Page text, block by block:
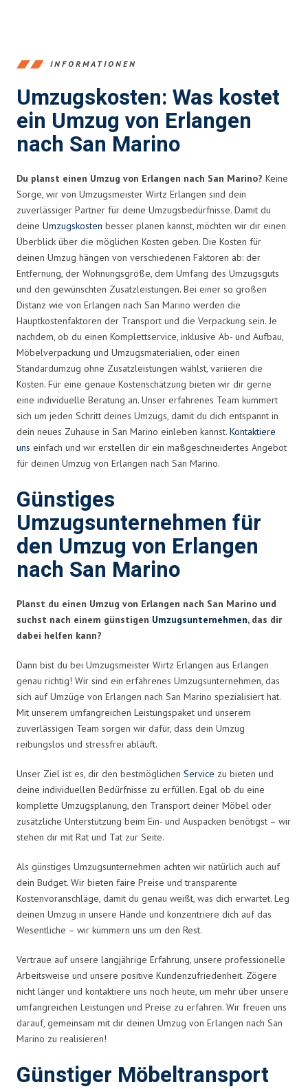
INFORMATIONEN
Umzugskosten: Was kostet
ein Umzug von Erlangen
nach San Marino
Du planst einen Umzug von Erlangen nach San Marino? Keine
Sorge, wir von Umzugsmeister Wirtz Erlangen sind dein
zuverlässiger Partner für deine Umzugsbedürfnisse. Damit du
deine Umzugskosten besser planen kannst, möchten wir dir einen
Überblick über die möglichen Kosten geben. Die Kosten für
deinen Umzug hängen von verschiedenen Faktoren ab: der
Entfernung, der Wohnungsgröße, dem Umfang des Umzugsguts
und den gewünschten Zusatzleistungen. Bei einer so großen
Distanz wie von Erlangen nach San Marino werden die
Hauptkostenfaktoren der Transport und die Verpackung sein. Je
nachdem, ob du einen Komplettservice, inklusive Ab- und Aufbau,
Möbelverpackung und Umzugsmaterialien, oder einen
Standardumzug ohne Zusatzleistungen wählst, variieren die
Kosten. Für eine genaue Kostenschätzung bieten wir dir gerne
eine individuelle Beratung an. Unser erfahrenes Team kümmert
sich um jeden Schritt deines Umzugs, damit du dich entspannt in
dein neues Zuhause in San Marino einleben kannst. Kontaktiere
uns einfach und wir erstellen dir ein maßgeschneidertes Angebot
für deinen Umzug von Erlangen nach San Marino.
Günstiges
Umzugsunternehmen für
den Umzug von Erlangen
nach San Marino
Planst du einen Umzug von Erlangen nach San Marino und
suchst nach einem günstigen Umzugsunternehmen, das dir
dabei helfen kann?
Dann bist du bei Umzugsmeister Wirtz Erlangen aus Erlangen
genau richtig! Wir sind ein erfahrenes Umzugsunternehmen, das
sich auf Umzüge von Erlangen nach San Marino spezialisiert hat.
Mit unserem umfangreichen Leistungspaket und unserem
zuverlässigen Team sorgen wir dafür, dass dein Umzug
reibungslos und stressfrei abläuft.
Unser Ziel ist es, dir den bestmöglichen Service zu bieten und
deine individuellen Bedürfnisse zu erfüllen. Egal ob du eine
komplette Umzugsplanung, den Transport deiner Möbel oder
zusätzliche Unterstützung beim Ein- und Auspacken benötigst – wir
stehen dir mit Rat und Tat zur Seite.
Als günstiges Umzugsunternehmen achten wir natürlich auch auf
dein Budget. Wir bieten faire Preise und transparente
Kostenvoranschläge, damit du genau weißt, was dich erwartet. Leg
deinen Umzug in unsere Hände und konzentriere dich auf das
Wesentliche – wir kümmern uns um den Rest.
Vertraue auf unsere langjährige Erfahrung, unsere professionelle
Arbeitsweise und unsere positive Kundenzufriedenheit. Zögere
nicht länger und kontaktiere uns noch heute, um mehr über unsere
umfangreichen Leistungen und Preise zu erfahren. Wir freuen uns
darauf, gemeinsam mit dir deinen Umzug von Erlangen nach San
Marino zu realisieren!
Günstiger Möbeltransport